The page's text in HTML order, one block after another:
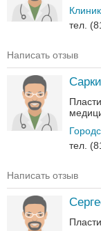
тел.
Написать отзыв
тел.
Написать отзыв